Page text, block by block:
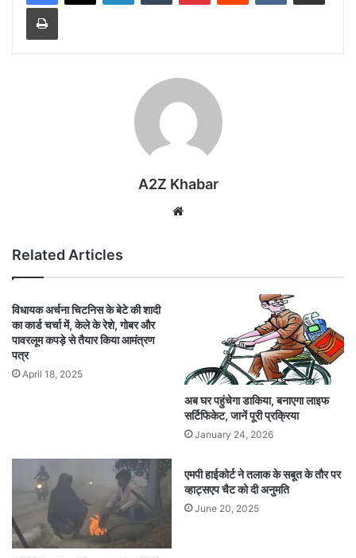
Print
A2Z Khabar
Related Articles
विधायक अर्चना चिटनिस के बेटे की शादी
का कार्ड चर्चा में, केले के रेशे, गोबर और
पावरलूम कपड़े से तैयार किया आमंत्रण
पत्र
April 18, 2025
अब घर पहुंचेगा डाकिया, बनाएगा लाइफ
सर्टिफिकेट, जानें पूरी प्रक्रिया
January 24, 2026
एमपी हाईकोर्ट ने तलाक के सबूत के तौर पर
व्हाट्सएप चैट को दी अनुमति
June 20, 2025